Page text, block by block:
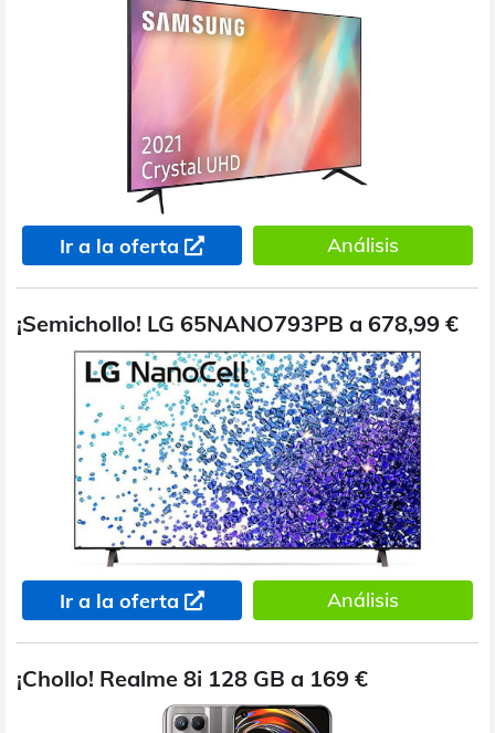
Ir a la oferta Análisis
¡Semichollo! LG 65NANO793PB a 678,99 €
Ir a la oferta Análisis
¡Chollo! Realme 8i 128 GB a 169 €